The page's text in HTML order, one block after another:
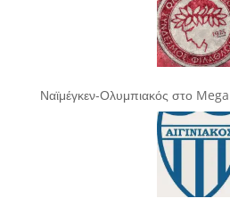
Ναϊμέγκεν-Ολυμπιακός στο Mega